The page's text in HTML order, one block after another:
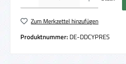
Zum Merkzettel hinzufügen
Produktnummer: DE-DDCYPRES